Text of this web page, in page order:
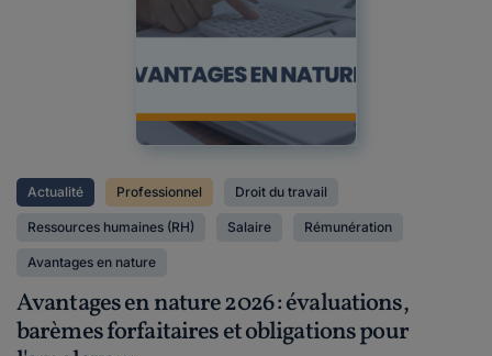
Actualité Professionnel Droit du travail
Ressources humaines (RH) Salaire Rémunération
Avantages en nature
Avantages en nature 2026 : évaluations,
barèmes forfaitaires et obligations pour